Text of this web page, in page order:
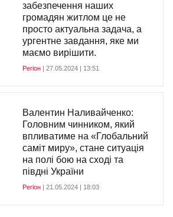
забезпечення наших
громадян житлом це не
просто актуальна задача, а
ургентне завдання, яке ми
маємо вирішити.
Регіон | 27.05.2024 | 13:51
Валентин Наливайченко:
Головним чинником, який
впливатиме на «Глобальний
саміт миру», стане ситуація
на полі бою на сході та
півдні України
Регіон | 21.05.2024 | 18:03